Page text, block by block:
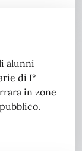
alunni
di I°
in zone